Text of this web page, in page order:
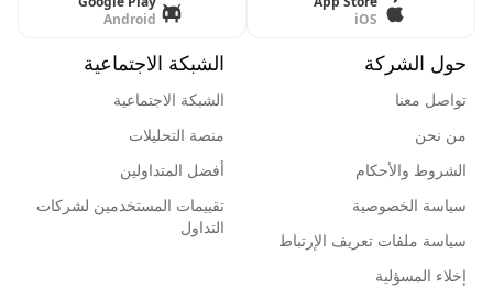
iOS
Android
حول الشركة
تواصل معنا
من نحن
الشروط والأحكام
سياسة الخصوصية
سياسة ملفات تعريف الإرتباط
إخلاء المسؤلية
الشبكة الاجتماعية
الشبكة الاجتماعية
منصة التحليلات
أفضل المتداولين
تقييمات المستخدمين لشركات
التداول